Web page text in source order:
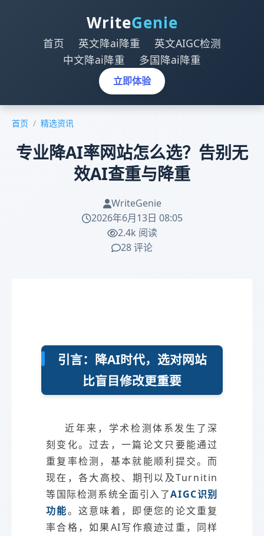
WriteGenie
首页 英文降ai降重
英文AIGC检测
中文降ai降重
多国降ai降重
立即体验
首页 / 精选资讯
专业降AI率网站怎么选？告别无
效AI查重与降重
WriteGenie
2026年6月13日 08:05
2.4k 阅读
28 评论
引言：降AI时代，选对网站
比盲目修改更重要
近年来，学术检测体系发生了深
刻变化。过去，一篇论文只要能通过
重复率检测，基本就能顺利提交。而
现在，各大高校、期刊以及Turnitin
等国际检测系统全面引入了AIGC识别
功能。这意味着，即便您的论文重复
率合格，如果AI写作痕迹过重，同样